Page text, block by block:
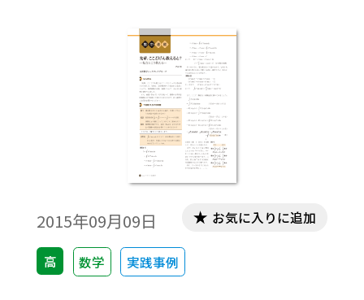
います。ワード文書で数式を正しく表示する
ためには，「Tosho数式エディタ」が導入さ
れていることが必要です。無償ダウンロード
はこちら→無償ダウンロードのご案内
2015年09月09日
高 数学 実践事例
お気に入りに追加